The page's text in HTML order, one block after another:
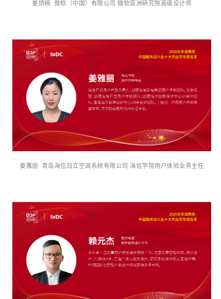
姜炳楠 微软（中国）有限公司 微软亚洲研究院高级设计师
姜雅丽 青岛海信日立空调系统有限公司 海信学院用户体验业务主任